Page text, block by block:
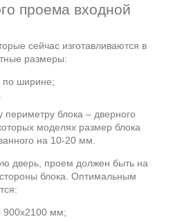
проема входной
сейчас изготавливаются в
размеры:
ширине;
блока – дверного
моделях размер блока
на 10-20 мм.
дверь, проем должен быть на
блока. Оптимальным
900х2100 мм;